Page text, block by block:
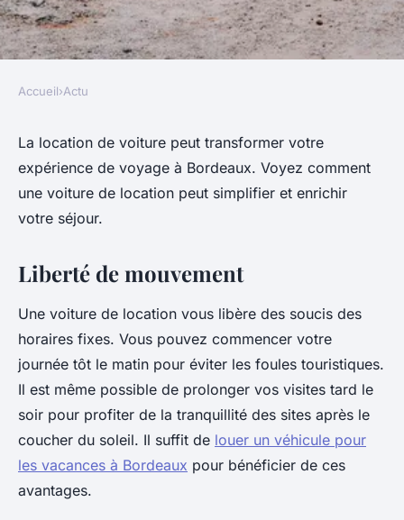
Voyage simplifié : les
avantages de la location de
voiture à Bordeaux
Accueil›Actu
La location de voiture peut transformer votre
expérience de voyage à Bordeaux. Voyez comment
une voiture de location peut simplifier et enrichir
votre séjour.
Liberté de mouvement
Une voiture de location vous libère des soucis des
horaires fixes. Vous pouvez commencer votre
journée tôt le matin pour éviter les foules touristiques.
Il est même possible de prolonger vos visites tard le
soir pour profiter de la tranquillité des sites après le
coucher du soleil. Il suffit de louer un véhicule pour
les vacances à Bordeaux pour bénéficier de ces
avantages.